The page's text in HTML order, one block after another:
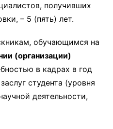
получивших
– 5 (пять) лет.
обучающимся на
(организации)
в кадрах в год
студента (уровня
деятельности,